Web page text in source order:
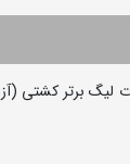
برتر کشتی (آزاد